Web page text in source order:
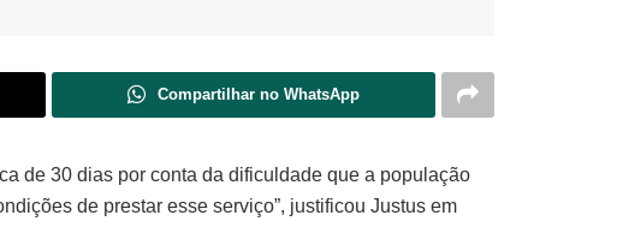
Compartilhar no WhatsApp
de 30 dias por conta da dificuldade que a população
de prestar esse serviço”, justificou Justus em